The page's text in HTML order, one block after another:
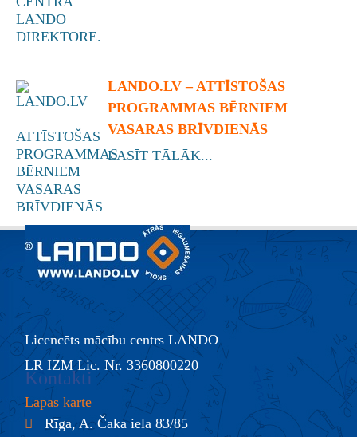
LANDO.LV – ATTĪSTOŠAS
PROGRAMMAS BĒRNIEM
VASARAS BRĪVDIENĀS
LASĪT TĀLĀK...
Licencēts mācību centrs LANDO
LR IZM Lic. Nr. 3360800220
Lapas karte
Kontakti
Rīga, A. Čaka iela 83/85